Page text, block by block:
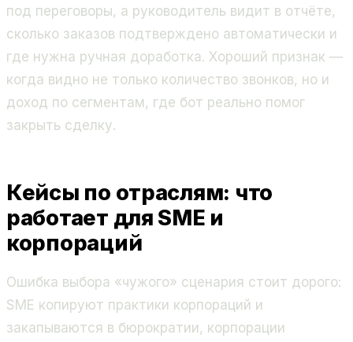
под переговоры, а руководитель видит в отчёте,
сколько заказов подтверждено автоматически и
где нужна ручная доработка. Хороший признак —
когда видно не только количество звонков, но и
доход по сегментам, где бот реально помог
закрыть сделку.
Кейсы по отраслям: что
работает для SME и
корпораций
Ошибка выбора «чужого» сценария стоит дорого:
SME копируют практики корпораций и
закапываются в бюрократии, корпорации